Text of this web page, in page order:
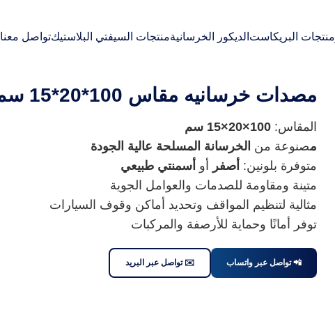
منتجات البريكاست الديكور الخرسانيةمنتجات السيفتي البلاستيكتواصل معنا
مصدات خرسانيه مقاس 100*20*15 سم
المقاس: 100×20×15 سم
مصنوعة من الخرسانة المسلحة عالية الجودة
متوفرة بلونين: أصفر أو أسمنتي طبيعي
متينة ومقاومة للصدمات والعوامل الجوية
مثالية لتنظيم المواقف وتحديد أماكن وقوف السيارات
توفر أمانًا وحماية للأرصفة والمركبات
📲 تواصل عبر واتساب ✉️ تواصل عبر البريد